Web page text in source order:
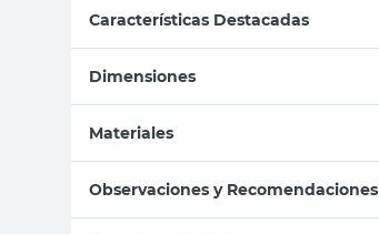
Características Destacadas
Dimensiones
Materiales
Observaciones y Recomendaciones